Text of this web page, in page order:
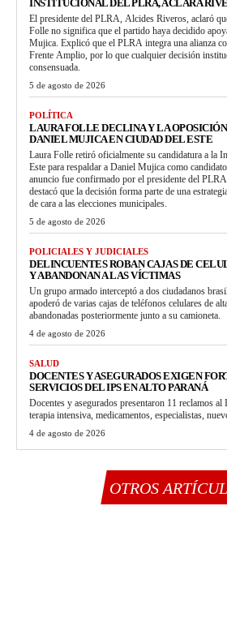
INSTITUCIONAL DEL PLRA, ACLARA
El presidente del PLRA, Alcides Riveros, aclaró
Folle no significa que el partido haya decidido
Mujica. Explicó que el PLRA integra una alianza
Frente Amplio, por lo que cualquier decisión
consensuada.
5 de agosto de 2026
POLÍTICA
LAURA FOLLE DECLINA Y LA
DANIEL MUJICA EN CIUDAD DEL ESTE
Laura Folle retiró oficialmente su candidatura a la
Este para respaldar a Daniel Mujica como
anuncio fue confirmado por el presidente del
destacó que la decisión forma parte de una
de cara a las elecciones municipales.
5 de agosto de 2026
POLICIALES Y JUDICIALES
DELINCUENTES ROBAN CAJAS DE
Y ABANDONAN A LAS VÍCTIMAS
Un grupo armado interceptó a dos ciudadanos
apoderó de varias cajas de teléfonos celulares de
abandonadas posteriormente junto a su camioneta.
4 de agosto de 2026
SALUD
DOCENTES Y ASEGURADOS EXIGEN
SERVICIOS DEL IPS EN ALTO PARANÁ
Docentes y asegurados presentaron 11 reclamos al
terapia intensiva, medicamentos, especialistas,
4 de agosto de 2026
OTROS